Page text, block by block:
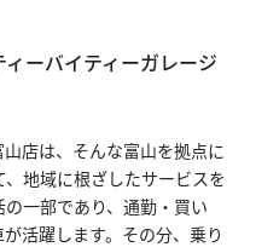
ーバイティーガレージ
店は、そんな富山を拠点に
地域に根ざしたサービスを
一部であり、通勤・買い
活躍します。その分、乗り